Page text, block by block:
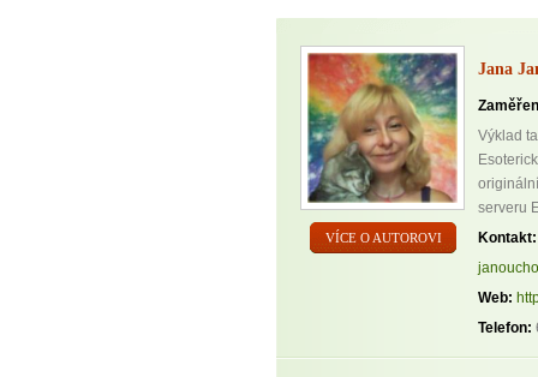
VÍCE O AUTOROVI
Jana
Výklad
serveru
Kontakt:
Web:
Telefon: